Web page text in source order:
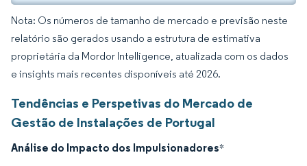
Nota: Os números de tamanho de mercado e previsão neste
relatório são gerados usando a estrutura de estimativa
proprietária da Mordor Intelligence, atualizada com os dados
e insights mais recentes disponíveis até 2026.
Tendências e Perspetivas do Mercado de
Gestão de Instalações de Portugal
Análise do Impacto dos Impulsionadores*